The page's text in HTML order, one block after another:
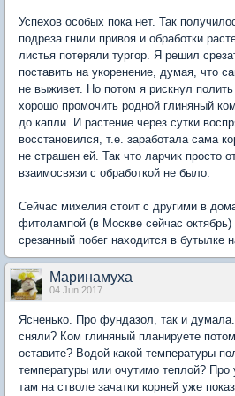
Успехов особых пока нет. Так
подреза гнили привоя и обработки
листья потеряли тургор. Я решил
поставить на укоренение, думая, что
не выживет. Но потом я рискнул
хорошо промочить родной глиняный
до капли. И растение через сутки
восстановился, т.е. заработала сама
не страшен ей. Так что ларчик просто
взаимосвязи с обработкой не было.
Сейчас михелия стоит с другими в
фитолампой (в Москве сейчас
срезанный побег находится в бутылке
Маринамуха
04 Jun 2017
Ясненько. Про фундазол, так и
сняли? Ком глиняный планируете
оставите? Водой какой температуры
температуры или очутимо теплой? Про
там на стволе зачатки корней уже